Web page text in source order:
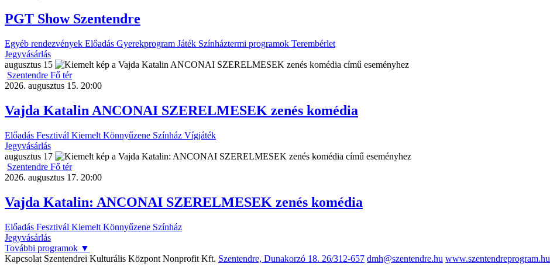
PGT Show Szentendre
Egyéb rendezvények Előadás Gyerekprogram Játék Színháztermi programok Terembérlet
Jegyvásárlás
augusztus 15
Szentendre Fő tér
2026. augusztus 15. 20:00
Vajda Katalin ANCONAI SZERELMESEK zenés komédia
Előadás Fesztivál Kiemelt Könnyűzene Színház Vígjáték
Jegyvásárlás
augusztus 17
Szentendre Fő tér
2026. augusztus 17. 20:00
Vajda Katalin: ANCONAI SZERELMESEK zenés komédia
Előadás Fesztivál Kiemelt Könnyűzene Színház
Jegyvásárlás
További programok ▼
Kapcsolat Szentendrei Kulturális Központ Nonprofit Kft. Szentendre, Dunakorzó 18. 26/312-657 dmh@szentendre.hu www.szentendreprogram.hu